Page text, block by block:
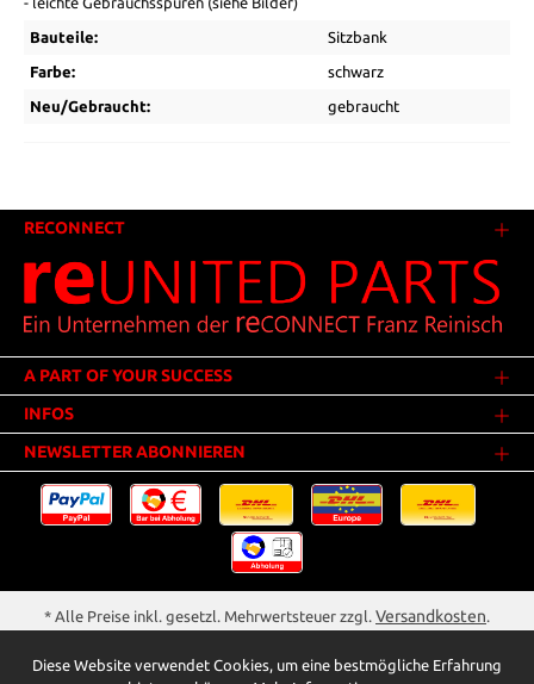
Bauteile: Sitzbank
Farbe: schwarz
Neu/Gebraucht: gebraucht
RECONNECT
A PART OF YOUR SUCCESS
INFOS
NEWSLETTER ABONNIEREN
* Alle Preise inkl. gesetzl. Mehrwertsteuer zzgl. Versandkosten.
** Der Verkauf unterliegt der Differenzbesteuerung gem. § 25a UStG
Diese Website verwendet Cookies, um eine bestmögliche Erfahrung